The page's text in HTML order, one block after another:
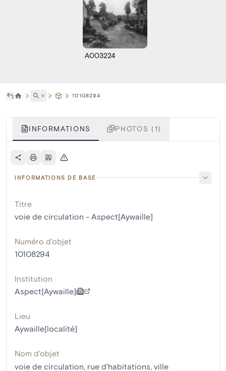
A003224
˅ 10108294
INFORMATIONS PHOTOS (1)
INFORMATIONS DE BASE
Titre
voie de circulation - Aspect[Aywaille]
Numéro d'objet
10108294
Institution
Aspect[Aywaille]
Lieu
Aywaille[localité]
Nom d'objet
voie de circulation rue d'habitations ville